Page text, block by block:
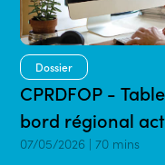
Dossier
CPRDFOP -
bord régional
07/05/2026 | 70 mins